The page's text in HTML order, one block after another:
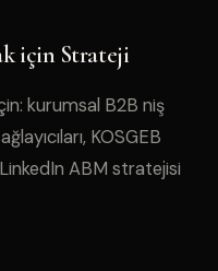
için Strateji
kurumsal B2B niş
KOSGEB
ABM stratejisi